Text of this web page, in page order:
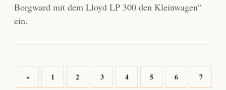
Borgward mit dem Lloyd LP 300 den Kleinwagen“
ein.
« 1 2 3 4 5 6 7